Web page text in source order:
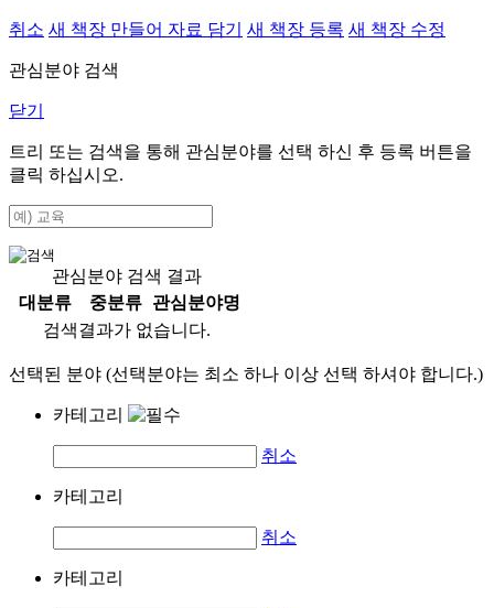
취소 새 책장 만들어 자료 담기 새 책장 등록 새 책장 수정
관심분야 검색
닫기
트리 또는 검색을 통해 관심분야를 선택 하신 후 등록 버튼을
클릭 하십시오.
관심분야 검색 결과
대분류
중분류
관심분야명
검색결과가 없습니다.
선택된 분야 (선택분야는 최소 하나 이상 선택 하셔야 합니다.)
카테고리
취소
카테고리
취소
카테고리